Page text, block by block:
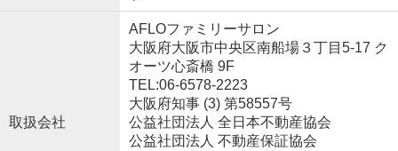
取扱会社
AFLOファミリーサロン
大阪府大阪市中央区南船場３丁目5-17 ク
オーツ心斎橋 9F
TEL:06-6578-2223
大阪府知事 (3) 第58557号
公益社団法人 全日本不動産協会
公益社団法人 不動産保証協会